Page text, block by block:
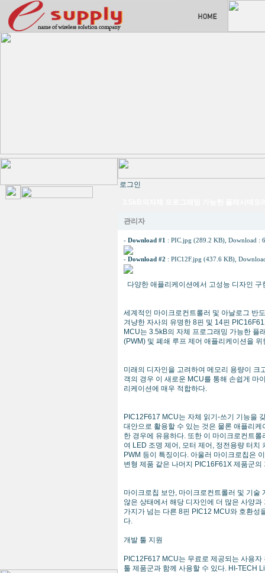
로그인
관리자
- Download #1 : PIC.jpg (289.2 KB) , Download :
- Download #2 : PIC12F.jpg (437.6 KB) ,
다양한 애플리케이션에서 고성능 디자인 구
세계적인 마이크로컨트롤러 및 아날로그 반
겨냥한 자사의 유명한 8핀 및 14핀
MCU는 3.5kB의 자체 프로그래밍 가능한 플
(PWM) 및 폐쇄 루프 제어 애플리케이션을
미래의 디자인을 고려하여 메모리 용량이
객의 경우 이 새로운 MCU를 통해 손쉽게 마
리케이션에 매우 적합하다.
PIC12F617 MCU는 자체 읽기-쓰기 기능을
대안으로 활용할 수 있는 것은 물론 애플리
한 경우에 유용하다. 또한 이 마이크로컨트
여 LED 조명 제어, 모터 제어, 정전용량 터
PWM 등이 특징이다. 아울러 마이크로칩은
변형 제품 같은 나머지 PIC16F61X 제품군
마이크로칩 보안, 마이크로컨트롤러 및 기
않은 상태에서 해당 디자인에 더 많은 사양
가지가 넘는 다른 8핀 PIC12 MCU와 호환성
다.
개발 툴 지원
PIC12F617 MCU는 무료로 제공되는 사용
툴 제품군과 함께 사용할 수 있다. HI-TECH